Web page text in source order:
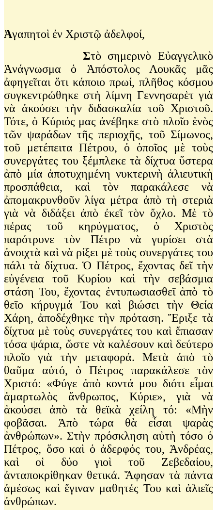
Ἀγαπητοὶ ἐν Χριστῷ ἀδελφοί,
Στὸ σημερινὸ Εὐαγγελικὸ
Ἀνάγνωσμα ὁ Ἀπόστολος Λουκᾶς μᾶς
ἀφηγεῖται ὅτι κάποιο πρωί, πλῆθος κόσμου
συγκεντρώθηκε στὴ λίμνη Γεννησαρὲτ γιὰ
νὰ ἀκούσει τὴν διδασκαλία τοῦ Χριστοῦ.
Τότε, ὁ Κύριός μας ἀνέβηκε στὸ πλοῖο ἑνὸς
τῶν ψαράδων τῆς περιοχῆς, τοῦ Σίμωνος,
τοῦ μετέπειτα Πέτρου, ὁ ὁποῖος μὲ τοὺς
συνεργάτες του ξέμπλεκε τὰ δίχτυα ὕστερα
ἀπὸ μία ἀποτυχημένη νυκτερινὴ ἁλιευτικὴ
προσπάθεια, καὶ τὸν παρακάλεσε νὰ
ἀπομακρυνθοῦν λίγα μέτρα ἀπὸ τὴ στεριὰ
γιὰ νὰ διδάξει ἀπὸ ἐκεῖ τὸν ὄχλο. Μὲ τὸ
πέρας τοῦ κηρύγματος, ὁ Χριστὸς
παρότρυνε τὸν Πέτρο νὰ γυρίσει στὰ
ἀνοιχτὰ καὶ νὰ ρίξει μὲ τοὺς συνεργάτες του
πάλι τὰ δίχτυα. Ὁ Πέτρος, ἔχοντας δεῖ τὴν
εὐγένεια τοῦ Κυρίου καὶ τὴν σεβάσμια
στάση Του, ἔχοντας ἐντυπωσιασθεῖ ἀπὸ τὸ
θεῖο κήρυγμά Του καὶ βιώσει τὴν Θεία
Χάρη, ἀποδέχθηκε τὴν πρόταση. Ἔριξε τὰ
δίχτυα μὲ τοὺς συνεργάτες του καὶ ἔπιασαν
τόσα ψάρια, ὥστε νὰ καλέσουν καὶ δεύτερο
πλοῖο γιὰ τὴν μεταφορά. Μετὰ ἀπὸ τὸ
θαῦμα αὐτό, ὁ Πέτρος παρακάλεσε τὸν
Χριστό: «Φύγε ἀπὸ κοντά μου διότι εἶμαι
ἁμαρτωλὸς ἄνθρωπος, Κύριε», γιὰ νὰ
ἀκούσει ἀπὸ τὰ θεϊκὰ χείλη τό: «Μὴν
φοβᾶσαι. Ἀπὸ τώρα θὰ εἶσαι ψαρὰς
ἀνθρώπων». Στὴν πρόσκληση αὐτὴ τόσο ὁ
Πέτρος, ὅσο καὶ ὁ ἀδερφός του, Ἀνδρέας,
καὶ οἱ δύο γιοὶ τοῦ Ζεβεδαίου,
ἀνταποκρίθηκαν θετικά. Ἄφησαν τὰ πάντα
ἀμέσως καὶ ἔγιναν μαθητές Του καὶ ἁλιεῖς
ἀνθρώπων.